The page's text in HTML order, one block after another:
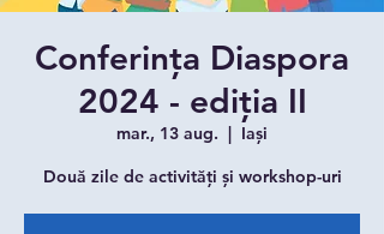
Conferința Diaspora
2024 - ediția II
mar., 13 aug.
  |
Iași
Două zile de activități și workshop-uri